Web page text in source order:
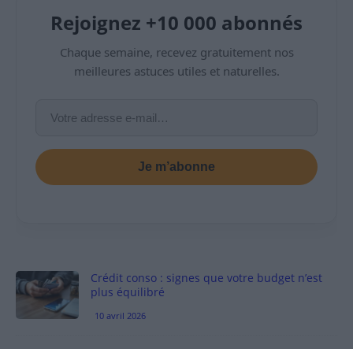
Rejoignez +10 000 abonnés
Chaque semaine, recevez gratuitement nos
meilleures astuces utiles et naturelles.
Je m’abonne
Crédit conso : signes que votre budget n’est
plus équilibré
10 avril 2026